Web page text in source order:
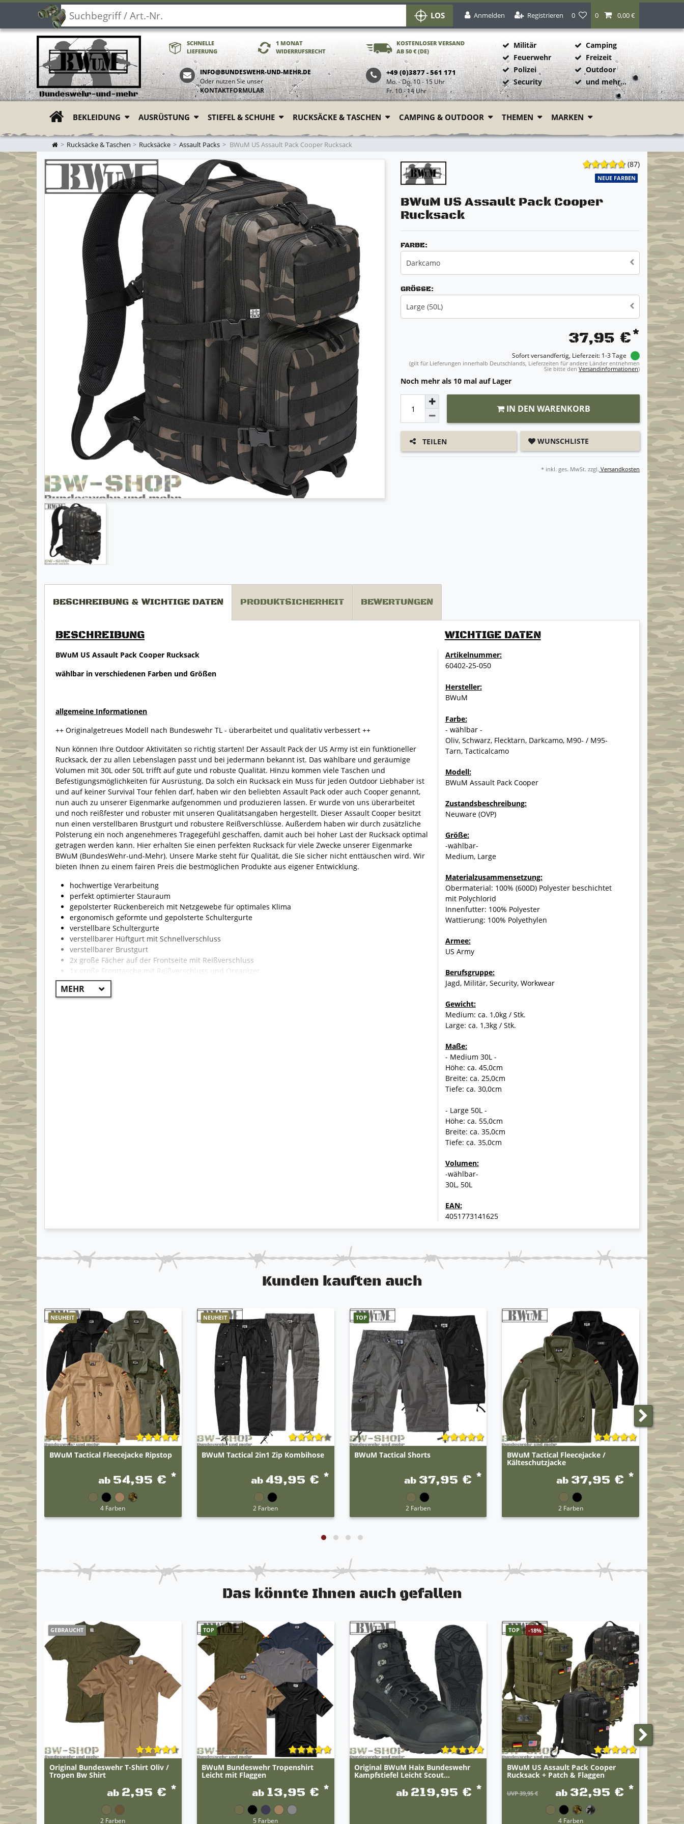
LOS Anmelden Registrieren 0 0 0,00 €
SCHNELLE
LIEFERUNG
1 MONAT
WIDERRUFSRECHT
KOSTENLOSER VERSAND
AB 50 € (DE)
INFO@BUNDESWEHR-UND-MEHR.DE
Oder nutzen Sie unser
KONTAKTFORMULAR
+49 (0)3877 - 561 171
Mo. - Do. 10 - 15 Uhr
Fr. 10 - 14 Uhr
Militär
Feuerwehr
Polizei
Security
Camping
Freizeit
Outdoor
und mehr...
ZUR STARTSEITE
BEKLEIDUNG AUSRÜSTUNG STIEFEL & SCHUHE RUCKSÄCKE & TASCHEN CAMPING & OUTDOOR THEMEN MARKEN
Rucksäcke & Taschen Rucksäcke Assault Packs BWuM US Assault Pack Cooper Rucksack
(87)
NEUE FARBEN
BWuM US Assault Pack Cooper
Rucksack
FARBE:
Darkcamo
GRÖSSE:
Large (50L)
37,95 €*
Sofort versandfertig, Lieferzeit: 1-3 Tage
(gilt für Lieferungen innerhalb Deutschlands, Lieferzeiten für andere Länder entnehmen
Sie bitte den Versandinformationen)
Noch mehr als 10 mal auf Lager
IN DEN WARENKORB
TEILEN WUNSCHLISTE
* inkl. ges. MwSt. zzgl. Versandkosten
BESCHREIBUNG & WICHTIGE DATEN PRODUKTSICHERHEIT BEWERTUNGEN
BESCHREIBUNG
BWuM US Assault Pack Cooper Rucksack
wählbar in verschiedenen Farben und Größen
allgemeine Informationen
++ Originalgetreues Modell nach Bundeswehr TL - überarbeitet und qualitativ verbessert ++
Nun können Ihre Outdoor Aktivitäten so richtig starten! Der Assault Pack der US Army ist ein funktioneller
Rucksack, der zu allen Lebenslagen passt und bei jedermann bekannt ist. Das wählbare und geräumige
Volumen mit 30L oder 50L trifft auf gute und robuste Qualität. Hinzu kommen viele Taschen und
Befestigungsmöglichkeiten für Ausrüstung. Da solch ein Rucksack ein Muss für jeden Outdoor Liebhaber ist
und auf keiner Survival Tour fehlen darf, haben wir den beliebten Assault Pack oder auch Cooper genannt,
nun auch zu unserer Eigenmarke aufgenommen und produzieren lassen. Er wurde von uns überarbeitet
und noch reißfester und robuster mit unseren Qualitätsangaben hergestellt. Dieser Assault Cooper besitzt
nun einen verstellbaren Brustgurt und robustere Reißverschlüsse. Außerdem haben wir durch zusätzliche
Polsterung ein noch angenehmeres Tragegefühl geschaffen, damit auch bei hoher Last der Rucksack optimal
getragen werden kann. Hier erhalten Sie einen perfekten Rucksack für viele Zwecke unserer Eigenmarke
BWuM (BundesWehr-und-Mehr). Unsere Marke steht für Qualität, die Sie sicher nicht enttäuschen wird. Wir
bieten Ihnen zu einem fairen Preis die bestmöglichen Produkte aus eigener Entwicklung.
hochwertige Verarbeitung
perfekt optimierter Stauraum
gepolsterter Rückenbereich mit Netzgewebe für optimales Klima
ergonomisch geformte und gepolsterte Schultergurte
verstellbare Schultergurte
verstellbarer Hüftgurt mit Schnellverschluss
verstellbarer Brustgurt
2x große Fächer auf der Frontseite mit Reißverschluss
1x große Fronttasche mit Reißverschluss und Organizer
handlicher Tragegriff
Molle-System
WICHTIGE DATEN
Artikelnummer:
60402-25-050
Hersteller:
BWuM
Farbe:
- wählbar -
Oliv, Schwarz, Flecktarn, Darkcamo, M90- / M95-
Tarn, Tacticalcamo
Modell:
BWuM Assault Pack Cooper
Zustandsbeschreibung:
Neuware (OVP)
Größe:
-wählbar-
Medium, Large
Materialzusammensetzung:
Obermaterial: 100% (600D) Polyester beschichtet
mit Polychlorid
Innenfutter: 100% Polyester
Wattierung: 100% Polyethylen
Armee:
US Army
Berufsgruppe:
Jagd, Militär, Security, Workwear
Gewicht:
Medium: ca. 1,0kg / Stk.
Large: ca. 1,3kg / Stk.
Maße:
- Medium 30L -
Höhe: ca. 45,0cm
Breite: ca. 25,0cm
Tiefe: ca. 30,0cm
- Large 50L -
Höhe: ca. 55,0cm
Breite: ca. 35,0cm
Tiefe: ca. 35,0cm
Volumen:
-wählbar-
30L, 50L
EAN:
4051773141625
Kunden kauften auch
NEUHEIT
BWuM Tactical Fleecejacke Ripstop
ab 54,95 € *
4 Farben
NEUHEIT
BWuM Tactical 2in1 Zip Kombihose
ab 49,95 € *
2 Farben
TOP
BWuM Tactical Shorts
ab 37,95 € *
2 Farben
BWuM Tactical Fleecejacke /
Kälteschutzjacke
ab 37,95 € *
2 Farben
Das könnte Ihnen auch gefallen
GEBRAUCHT
Original Bundeswehr T-Shirt Oliv /
Tropen Bw Shirt
ab 2,95 € *
2 Farben
TOP
BWuM Bundeswehr Tropenshirt
Leicht mit Flaggen
ab 13,95 € *
5 Farben
Original BWuM Haix Bundeswehr
Kampfstiefel Leicht Scout...
ab 219,95 € *
TOP -18%
BWuM US Assault Pack Cooper
Rucksack + Patch & Flaggen
UVP 39,95 € ab 32,95 € *
4 Farben
TOP